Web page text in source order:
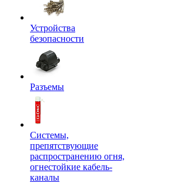
Устройства
безопасности
Разъемы
Системы,
препятствующие
распространению огня,
огнестойкие кабель-
каналы